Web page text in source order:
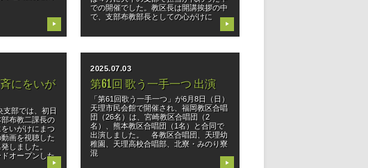
▶
での開催でした。教区長は開講挨拶の中
で、支部布教部長としての心がけに
▶
にをいが
部では、初日
布教二課長の
いがけにまつ
画を視聴した
発しました。
オープンした
▶
2025.07.03
第61回 歌う一手一つ 出演
「第61回歌う一手一つ」が6月8日（日）
天理市民会館で開催され、福岡教区合唱
団（26名）は、宮崎教区合唱団（2
名）、熊本教区合唱団（1名）と合同で
出演しました。 各教区合唱団、天理幼
稚園、天理高校合唱部、北寮・みのり寮
混
▶